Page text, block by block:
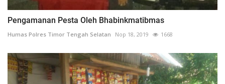
Pengamanan Pesta Oleh Bhabinkmatibmas
Humas Polres Timor Tengah Selatan Nop 18, 2019 1668